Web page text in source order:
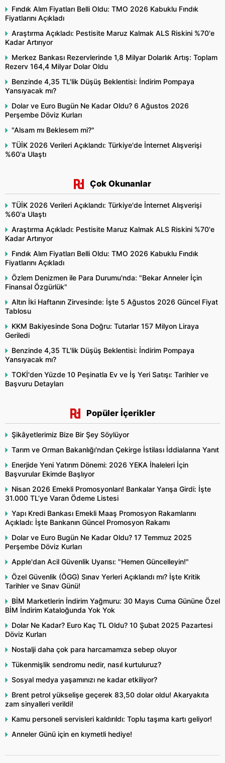
Fındık Alım Fiyatları Belli Oldu: TMO 2026 Kabuklu Fındık
Fiyatlarını Açıkladı
Araştırma Açıkladı: Pestisite Maruz Kalmak ALS Riskini %70'e
Kadar Artırıyor
Merkez Bankası Rezervlerinde 1,8 Milyar Dolarlık Artış: Toplam
Rezerv 164,4 Milyar Dolar Oldu
Benzinde 4,35 TL'lik Düşüş Beklentisi: İndirim Pompaya
Yansıyacak mı?
Dolar ve Euro Bugün Ne Kadar Oldu? 6 Ağustos 2026
Perşembe Döviz Kurları
"Alsam mı Beklesem mi?"
TÜİK 2026 Verileri Açıklandı: Türkiye'de İnternet Alışverişi
%60'a Ulaştı
Çok Okunanlar
TÜİK 2026 Verileri Açıklandı: Türkiye'de İnternet Alışverişi
%60'a Ulaştı
Araştırma Açıkladı: Pestisite Maruz Kalmak ALS Riskini %70'e
Kadar Artırıyor
Fındık Alım Fiyatları Belli Oldu: TMO 2026 Kabuklu Fındık
Fiyatlarını Açıkladı
Özlem Denizmen ile Para Durumu'nda: "Bekar Anneler İçin
Finansal Özgürlük"
Altın İki Haftanın Zirvesinde: İşte 5 Ağustos 2026 Güncel Fiyat
Tablosu
KKM Bakiyesinde Sona Doğru: Tutarlar 157 Milyon Liraya
Geriledi
Benzinde 4,35 TL'lik Düşüş Beklentisi: İndirim Pompaya
Yansıyacak mı?
TOKİ'den Yüzde 10 Peşinatla Ev ve İş Yeri Satışı: Tarihler ve
Başvuru Detayları
Popüler İçerikler
Şikâyetlerimiz Bize Bir Şey Söylüyor
Tarım ve Orman Bakanlığı'ndan Çekirge İstilası İddialarına Yanıt
Enerjide Yeni Yatırım Dönemi: 2026 YEKA İhaleleri İçin
Başvurular Ekimde Başlıyor
Nisan 2026 Emekli Promosyonları! Bankalar Yarışa Girdi: İşte
31.000 TL’ye Varan Ödeme Listesi
Yapı Kredi Bankası Emekli Maaş Promosyon Rakamlarını
Açıkladı: İşte Bankanın Güncel Promosyon Rakamı
Dolar ve Euro Bugün Ne Kadar Oldu? 17 Temmuz 2025
Perşembe Döviz Kurları
Apple'dan Acil Güvenlik Uyarısı: "Hemen Güncelleyin!"
Özel Güvenlik (ÖGG) Sınav Yerleri Açıklandı mı? İşte Kritik
Tarihler ve Sınav Günü!
BİM Marketlerin İndirim Yağmuru: 30 Mayıs Cuma Gününe Özel
BİM İndirim Kataloğunda Yok Yok
Dolar Ne Kadar? Euro Kaç TL Oldu? 10 Şubat 2025 Pazartesi
Döviz Kurları
Nostalji daha çok para harcamamıza sebep oluyor
Tükenmişlik sendromu nedir, nasıl kurtuluruz?
Sosyal medya yaşamınızı ne kadar etkiliyor?
Brent petrol yükselişe geçerek 83,50 dolar oldu! Akaryakıta
zam sinyalleri verildi!
Kamu personeli servisleri kaldırıldı: Toplu taşıma kartı geliyor!
Anneler Günü için en kıymetli hediye!